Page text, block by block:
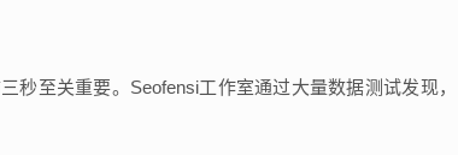
至关重要。Seofensi工作室通过大量数据测试发现，